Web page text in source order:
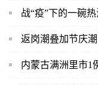
战“疫”下的一碗热
返岗潮叠加节庆
内蒙古满洲里市1